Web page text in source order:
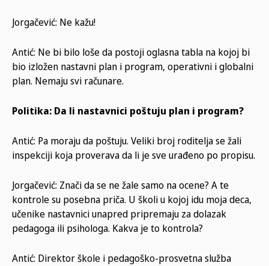
Jorgačević: Ne kažu!
Antić: Ne bi bilo loše da postoji oglasna tabla na kojoj bi
bio izložen nastavni plan i program, operativni i globalni
plan. Nemaju svi računare.
Politika: Da li nastavnici poštuju plan i program?
Antić: Pa moraju da poštuju. Veliki broj roditelja se žali
inspekciji koja proverava da li je sve urađeno po propisu.
Jorgačević: Znači da se ne žale samo na ocene? A te
kontrole su posebna priča. U školi u kojoj idu moja deca,
učenike nastavnici unapred pripremaju za dolazak
pedagoga ili psihologa. Kakva je to kontrola?
Antić: Direktor škole i pedagoško-prosvetna služba